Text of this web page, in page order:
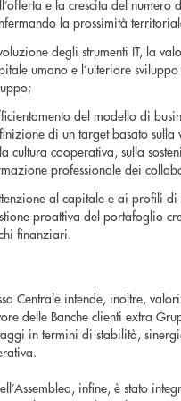
e la crescita del numero
la prossimità
degli strumenti IT, la
umano e l’ulteriore
del modello di
di un target basato sulla
cultura cooperativa, sulla
professionale dei
al capitale e ai profili
proattiva del portafoglio
finanziari.
Centrale intende, inoltre,
delle Banche clienti extra
in termini di stabilità,
infine, è stato